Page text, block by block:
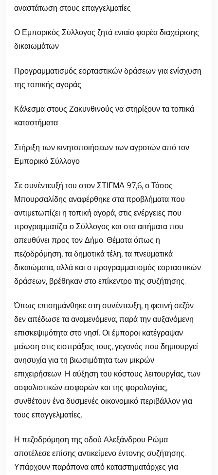
αναστάτωση στους επαγγελματίες
Ο Εμπορικός Σύλλογος ζητά ενιαίο φορέα διαχείρισης
δικαιωμάτων
Προγραμματισμός εορταστικών δράσεων για ενίσχυση
της τοπικής αγοράς
Κάλεσμα στους Ζακυνθινούς να στηρίξουν τα τοπικά
καταστήματα
Στήριξη των κινητοποιήσεων των αγροτών από τον
Εμπορικό Σύλλογο
Σε συνέντευξή του στον ΣΤΙΓΜΑ 97,6, ο Τάσος
Μπουρσαλίδης αναφέρθηκε στα προβλήματα που
αντιμετωπίζει η τοπική αγορά, στις ενέργειες που
προγραμματίζει ο Σύλλογος και στα αιτήματα που
απευθύνει προς τον Δήμο. Θέματα όπως η
πεζοδρόμηση, τα δημοτικά τέλη, τα πνευματικά
δικαιώματα, αλλά και ο προγραμματισμός εορταστικών
δράσεων, βρέθηκαν στο επίκεντρο της συζήτησης.
Όπως επισημάνθηκε στη συνέντευξη, η φετινή σεζόν
δεν απέδωσε τα αναμενόμενα, παρά την αυξανόμενη
επισκεψιμότητα στο νησί. Οι έμποροι κατέγραψαν
μείωση στις εισπράξεις τους, γεγονός που δημιουργεί
ανησυχία για τη βιωσιμότητα των μικρών
επιχειρήσεων. Η αύξηση του κόστους λειτουργίας, των
ασφαλιστικών εισφορών και της φορολογίας,
συνθέτουν ένα δυσμενές οικονομικό περιβάλλον για
τους επαγγελματίες.
Η πεζοδρόμηση της οδού Αλεξάνδρου Ρώμα
αποτέλεσε επίσης αντικείμενο έντονης συζήτησης.
Υπάρχουν παράπονα από καταστηματάρχες για